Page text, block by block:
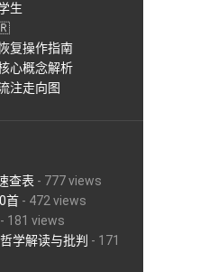
生
复操作指南
心概念解析
注走向图
查表 - 777 views
首 - 472 views
- 181 views
学解读与批判 - 171